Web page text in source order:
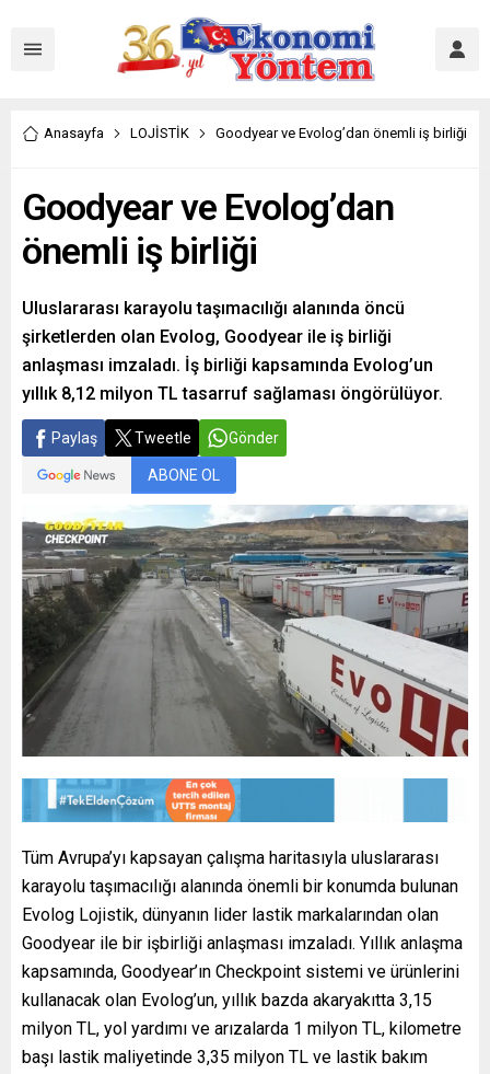
Anasayfa LOJİSTİK Goodyear ve Evolog’dan önemli iş birliği
Goodyear ve Evolog’dan
önemli iş birliği
Uluslararası karayolu taşımacılığı alanında öncü
şirketlerden olan Evolog, Goodyear ile iş birliği
anlaşması imzaladı. İş birliği kapsamında Evolog’un
yıllık 8,12 milyon TL tasarruf sağlaması öngörülüyor.
Paylaş Tweetle Gönder
ABONE OL
Tüm Avrupa’yı kapsayan çalışma haritasıyla uluslararası
karayolu taşımacılığı alanında önemli bir konumda bulunan
Evolog Lojistik, dünyanın lider lastik markalarından olan
Goodyear ile bir işbirliği anlaşması imzaladı. Yıllık anlaşma
kapsamında, Goodyear’ın Checkpoint sistemi ve ürünlerini
kullanacak olan Evolog’un, yıllık bazda akaryakıtta 3,15
milyon TL, yol yardımı ve arızalarda 1 milyon TL, kilometre
başı lastik maliyetinde 3,35 milyon TL ve lastik bakım